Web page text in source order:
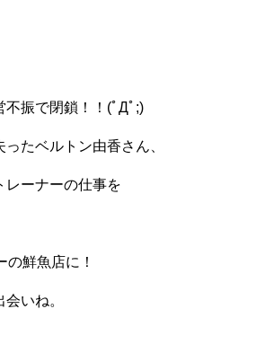
不振で閉鎖！！(ﾟДﾟ;)
たベルトン由香さん、
レーナーの仕事を
の鮮魚店に！
いね。